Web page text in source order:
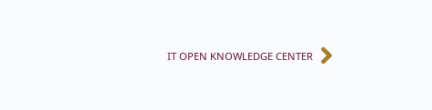
IT OPEN KNOWLEDGE CENTER